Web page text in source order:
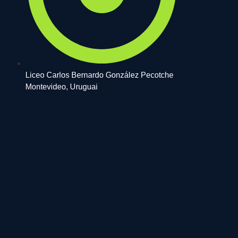
Liceo Carlos Bernardo González Pecotche
Montevideo, Uruguai